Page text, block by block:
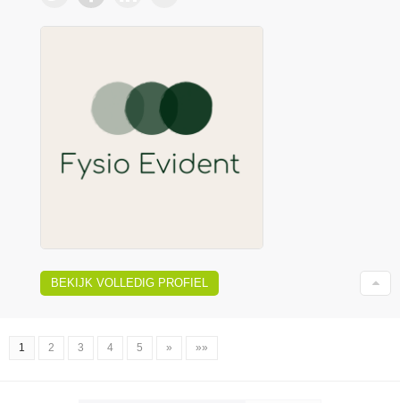
BEKIJK VOLLEDIG PROFIEL
1 2 3 4 5 » »»